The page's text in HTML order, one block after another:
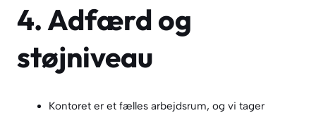
4. Adfærd og
støjniveau
Kontoret er et fælles arbejdsrum, og vi tager